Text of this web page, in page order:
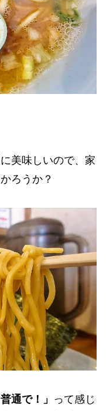
美味しいので、家
ろうか？
普通で！」 って感じ